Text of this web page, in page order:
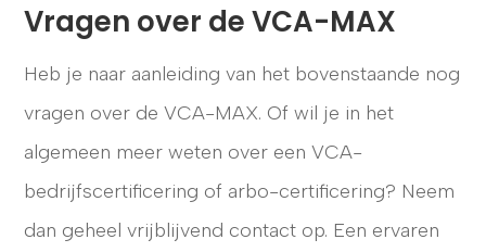
Vragen over de VCA-MAX
Heb je naar aanleiding van het bovenstaande nog
vragen over de VCA-MAX. Of wil je in het
algemeen meer weten over een VCA-
bedrijfscertificering of arbo-certificering? Neem
dan geheel vrijblijvend contact op. Een ervaren